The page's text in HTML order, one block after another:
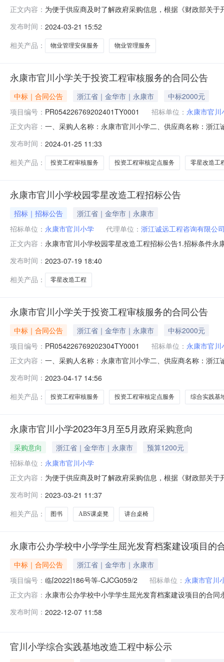
正文内容： 为便于供应商及时了解政府采购信息，根据《财政部关
时间2024年03月中小企业预留情况中小企业预留落实政
发布时间： 2024-03-21 15:52
相关产品：
物业管理安保服务 物业管理服务
永康市官川小学关于投资工程审核服务的合同公告
中标｜合同公告 浙江省｜金华市｜永康市
中标2000元
项目编号： PR054226769202401TY0001 招标单位： 永康市官川
正文内容： 一、采购人名称：永康市官川小学二、供应商名称：浙
点服务详见附件项12000.02000.0服务要求或标的基本
发布时间： 2024-01-25 11:33
相关产品：
投资工程审核服务 投资工程审核定点服务 零星改造工
永康市官川小学校园零星改造工程招标公告
招标｜招标公告
浙江省｜金华市｜永康市
招标单位： 永康市官川小学 代理单位： 浙江诚远工程咨询有限公
正文内容： 永康市官川小学校园零星改造工程招标公告1.招标条件
成该建设工程设计图纸内的一切内容。2.4计划工期：30
建筑工程
发布时间： 2023-07-19 18:40
相关产品：
零星改造工程
永康市官川小学关于投资工程审核服务的合同公告
中标｜合同公告 浙江省｜金华市｜永康市
中标2000元
项目编号： PR054226769202304TY0001 招标单位： 永康市官川
正文内容： 一、采购人名称：永康市官川小学二、供应商名称：浙
点服务详见附件次12000.02000.0服务要求或标的基本
发布时间： 2023-04-17 14:56
相关产品：
投资工程审核服务 投资工程审核定点服务 综合实践基
永康市官川小学2023年3月至5月政府采购意向
采购意向 浙江省｜金华市｜永康市
预算1200元
招标单位： 永康市官川小学
正文内容： 为便于供应商及时了解政府采购信息，根据《财政部关
12002023年04月本次公开的采购意向是本单位政府采购
发布时间： 2023-03-21 11:37
相关产品：
图书 ABS课桌凳 讲台桌椅
永康市公办学校中小学学生屈光发育档案建设项目的
中标｜合同公告
浙江省｜金华市｜永康市
项目编号： 临[2022]186号等-CJCG059/2 招标单位： 永康市官川
正文内容： 永康市公办学校中小学学生屈光发育档案建设项目的合
华市创佳工程项目管理有限公司地址：联系人：非委托
发布时间： 2022-12-07 11:58
官川小学综合实践基地改造工程中标公示